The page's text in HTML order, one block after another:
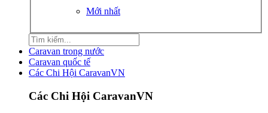
Mới nhất
Caravan trong nước
Caravan quốc tế
Các Chi Hội CaravanVN
Các Chi Hội CaravanVN